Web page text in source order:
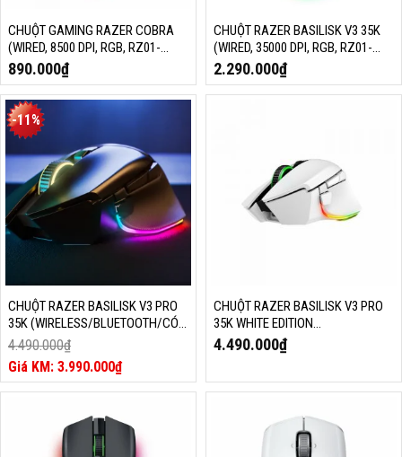
CHUỘT GAMING RAZER COBRA
(WIRED, 8500 DPI, RGB, RZ01-
04650100-R3M1)
890.000₫
CHUỘT RAZER BASILISK V3 35K
(WIRED, 35000 DPI, RGB, RZ01-
05230100-R3M1)
2.290.000₫
-11%
CHUỘT RAZER BASILISK V3 PRO
35K (WIRELESS/BLUETOOTH/CÓ
DÂY, 35000 DPI, RGB, RZ01-
05240100-R3A1)
4.490.000₫
Giá
gốc
là:
3.990.000₫
Giá
hiện
3.990.000₫.
CHUỘT RAZER BASILISK V3 PRO
35K WHITE EDITION
(WIRELESS/BLUETOOTH/CÓ DÂY,
35000 DPI, RGB, RZ01-05240200-
4.490.000₫